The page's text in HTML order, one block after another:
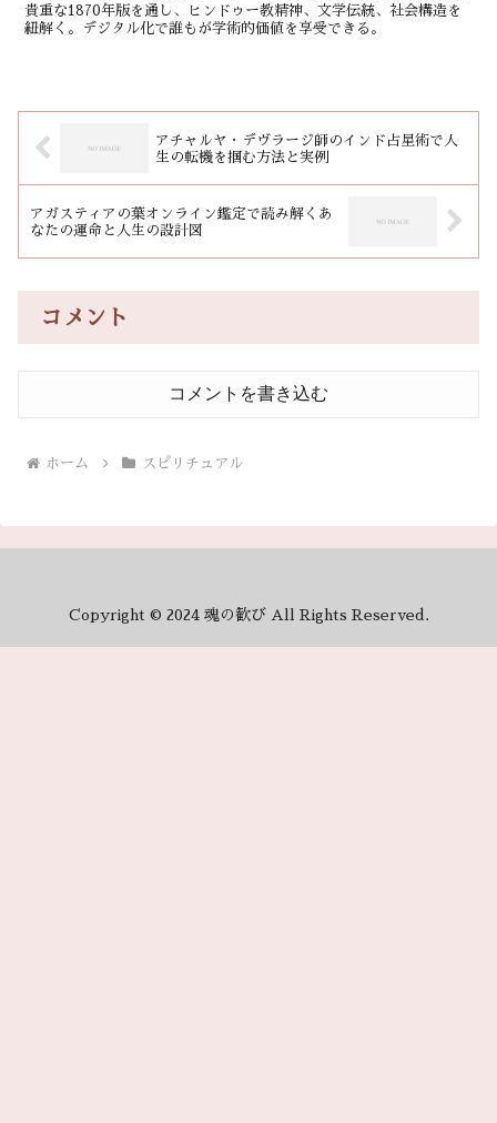
貴重な1870年版を通し、ヒンドゥー教精神、文学伝統、社会構造を
紐解く。デジタル化で誰もが学術的価値を享受できる。
アチャルヤ・デヴラージ師のインド占星術で人
生の転機を掴む方法と実例
アガスティアの葉オンライン鑑定で読み解くあ
なたの運命と人生の設計図
コメント
コメントを書き込む
ホーム スピリチュアル
Copyright © 2024 魂の歓び All Rights Reserved.